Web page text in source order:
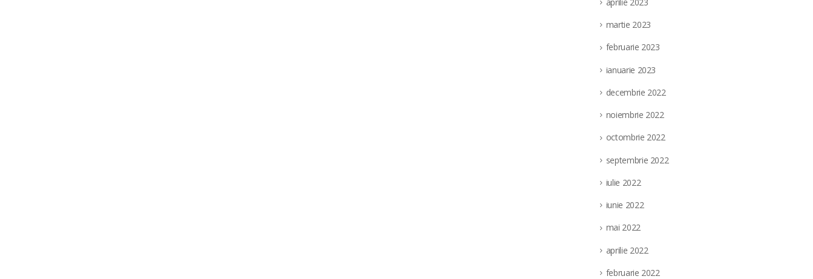
martie 2023
februarie 2023
ianuarie 2023
decembrie 2022
noiembrie 2022
octombrie 2022
septembrie 2022
iulie 2022
iunie 2022
mai 2022
aprilie 2022
februarie 2022